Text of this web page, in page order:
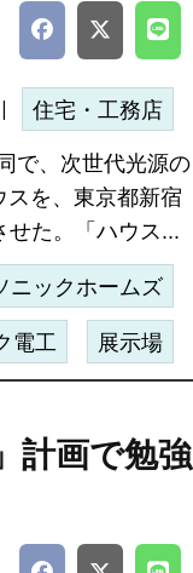
住宅・工務店
で、次世代光源の
スを、東京都新宿
せた。「ハウス...
ニックホームズ
電工 展示場
計画で勉強